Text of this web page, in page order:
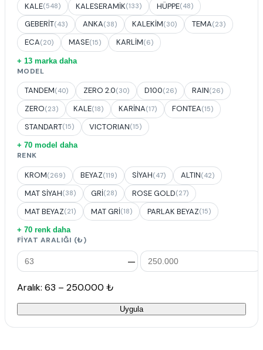
KALE(548) KALESERAMİK(133) HÜPPE(48)
GEBERİT(43) ANKA(38) KALEKİM(30) TEMA(23)
ECA(20) MASE(15) KARLİM(6)
+ 13 marka daha
MODEL
TANDEM(40) ZERO 2.0(30) D100(26) RAIN(26)
ZERO(23) KALE(18) KARİNA(17) FONTEA(15)
STANDART(15) VICTORIAN(15)
+ 70 model daha
RENK
KROM(269) BEYAZ(119) SİYAH(47) ALTIN(42)
MAT SİYAH(38) GRİ(28) ROSE GOLD(27)
MAT BEYAZ(21) MAT GRİ(18) PARLAK BEYAZ(15)
+ 70 renk daha
FIYAT ARALIĞI (₺)
—
Aralık: 63 – 250.000 ₺
Uygula